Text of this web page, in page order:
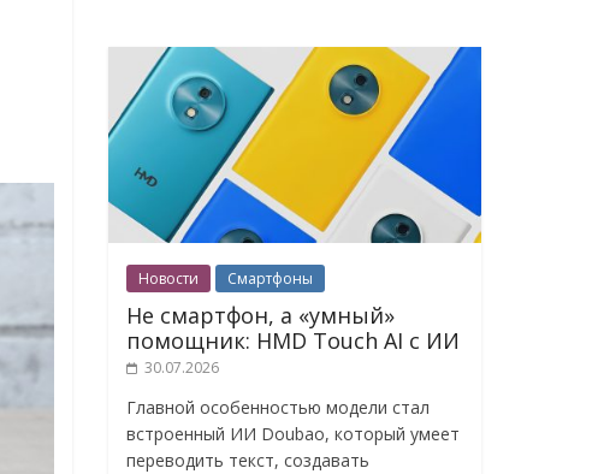
Новости Смартфоны
Не смартфон, а «умный»
помощник: HMD Touch AI с ИИ
30.07.2026
Главной особенностью модели стал
встроенный ИИ Doubao, который умеет
переводить текст, создавать